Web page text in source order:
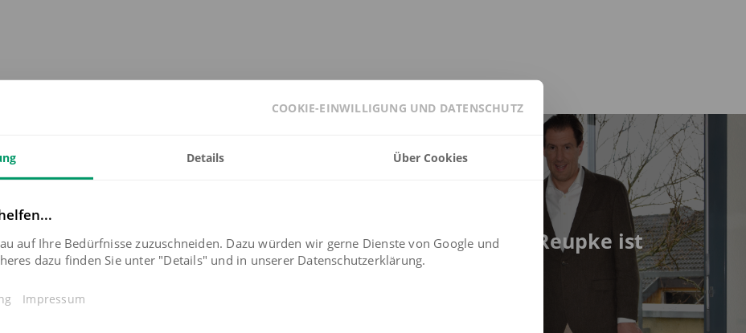
erweitert
Glasfaser Geschäftsleitung: Sven Reupke ist
neuer COO
COOKIE-EINWILLIGUNG UND DATENSCHUTZ
Details Über Cookies
auf Ihre Bedürfnisse zuzuschneiden. Dazu würden wir gerne Dienste von Google und
dazu finden Sie unter "Details" und in unserer Datenschutzerklärung.
Impressum